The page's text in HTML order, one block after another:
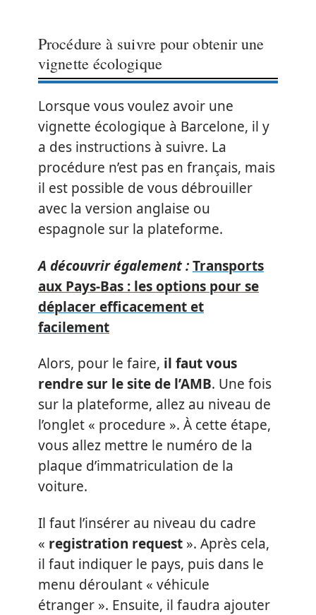
Procédure à suivre pour obtenir une
vignette écologique
Lorsque vous voulez avoir une
vignette écologique à Barcelone, il y
a des instructions à suivre. La
procédure n’est pas en français, mais
il est possible de vous débrouiller
avec la version anglaise ou
espagnole sur la plateforme.
A découvrir également :Transports
aux Pays-Bas : les options pour se
déplacer efficacement et
facilement
Alors, pour le faire, il faut vous
rendre sur le site de l’AMB. Une fois
sur la plateforme, allez au niveau de
l’onglet « procedure ». À cette étape,
vous allez mettre le numéro de la
plaque d’immatriculation de la
voiture.
Il faut l’insérer au niveau du cadre
« registration request ». Après cela,
il faut indiquer le pays, puis dans le
menu déroulant « véhicule
étranger ». Ensuite, il faudra ajouter